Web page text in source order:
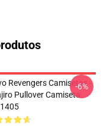
Revengers Camisetas -
Pullover Camiseta
-6%